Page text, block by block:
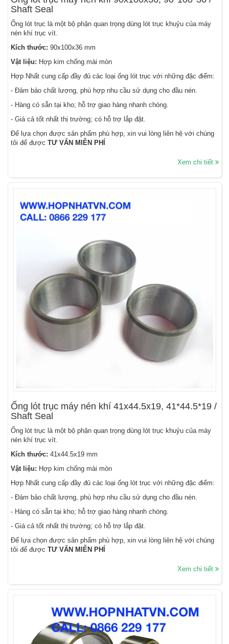
Shaft Seal
Ống lót trục là một bộ phận quan trọng dùng lót trục khuỷu của máy
nén khí trục vít.
Kích thước: 90x100x36 mm
Vật liệu: Hợp kim chống mài mòn
Hợp Nhất cung cấp đầy đủ các loại ống lót trục với những đặc điểm:
- Đảm bảo chất lượng, phù hợp nhu cầu sử dụng cho đầu nén.
- Hàng có sẵn tại kho; hỗ trợ giao hàng nhanh chóng.
- Giá cả tốt nhất thị trường; có hỗ trợ lắp đặt.
Để lựa chọn được sản phẩm phù hợp, xin vui lòng liên hệ với chúng
tôi để được TƯ VẤN MIỄN PHÍ
Xem chi tiết
Ống lót trục máy nén khí 41x44.5x19, 41*44.5*19 /
Shaft Seal
Ống lót trục là một bộ phận quan trọng dùng lót trục khuỷu của máy
nén khí trục vít.
Kích thước: 41x44.5x19 mm
Vật liệu: Hợp kim chống mài mòn
Hợp Nhất cung cấp đầy đủ các loại ống lót trục với những đặc điểm:
- Đảm bảo chất lượng, phù hợp nhu cầu sử dụng cho đầu nén.
- Hàng có sẵn tại kho; hỗ trợ giao hàng nhanh chóng.
- Giá cả tốt nhất thị trường; có hỗ trợ lắp đặt.
Để lựa chọn được sản phẩm phù hợp, xin vui lòng liên hệ với chúng
tôi để được TƯ VẤN MIỄN PHÍ
Xem chi tiết